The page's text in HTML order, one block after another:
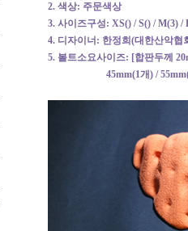
2. 색상: 주문색상
3. 사이즈구성: XS() / S() / M(3)
4. 디자이너: 한정희(대한산악협
5. 볼트소요사이즈: [합판두께
45mm(1개) / 55mm(2개)